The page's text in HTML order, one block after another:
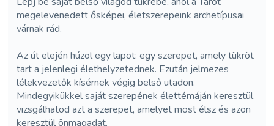
megelevenedett ősképei, életszerepeink archetípusai
várnak rád.
Az út elején húzol egy lapot: egy szerepet, amely tükröt
tart a jelenlegi élethelyzetednek. Ezután jelmezes
lélekvezetők kísérnek végig belső utadon.
Mindegyikükkel saját szerepének élettémáján keresztül
vizsgálhatod azt a szerepet, amelyet most élsz és azon
keresztül önmagadat.